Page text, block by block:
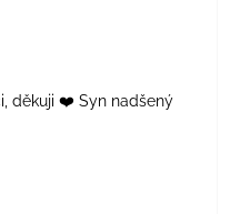
je 5 z 5 hvězdiček.
děkuji ❤️ Syn nadšený
je 4 z 5 hvězdiček.